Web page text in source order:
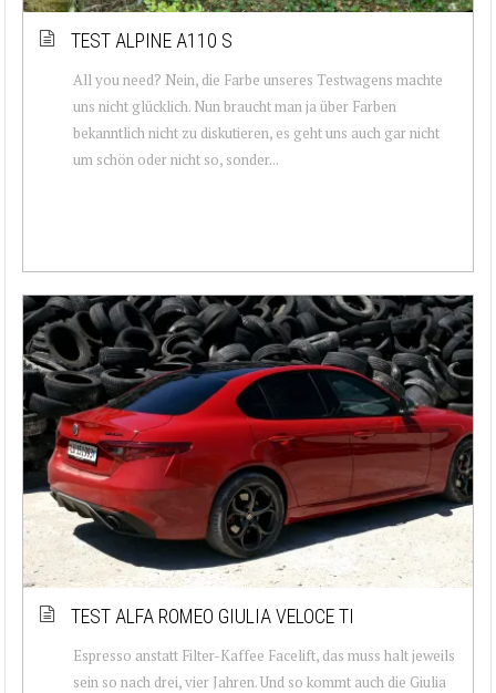
TEST ALPINE A110 S
All you need? Nein, die Farbe unseres Testwagens machte
uns nicht glücklich. Nun braucht man ja über Farben
bekanntlich nicht zu diskutieren, es geht uns auch gar nicht
um schön oder nicht so, sonder...
TEST ALFA ROMEO GIULIA VELOCE TI
Espresso anstatt Filter-Kaffee Facelift, das muss halt jeweils
sein so nach drei, vier Jahren. Und so kommt auch die Giulia